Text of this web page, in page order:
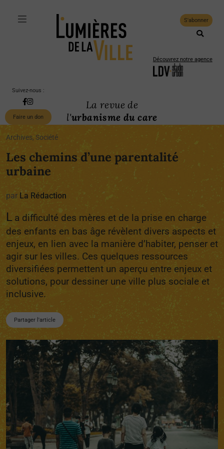
S'abonner
Découvrez notre agence
Suivez-nous :
Faire un don
La revue de
l'urbanisme du care
Archives, Société
Les chemins d’une parentalité
urbaine
par La Rédaction
L a difficulté des mères et de la prise en charge
des enfants en bas âge révèlent divers aspects et
enjeux, en lien avec la manière d’habiter, penser et
agir sur les villes. Ces quelques ressources
diversifiées permettent un aperçu entre enjeux et
solutions, pour dessiner une ville plus sociale et
inclusive.
Partager l'article